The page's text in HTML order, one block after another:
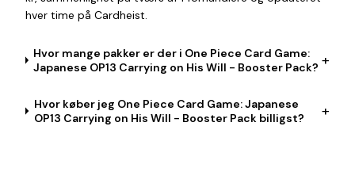
hver time på Cardheist.
Hvor mange pakker er der i One Piece Card Game:
Japanese OP13 Carrying on His Will - Booster Pack? +
Hvor køber jeg One Piece Card Game: Japanese
OP13 Carrying on His Will - Booster Pack billigst?
+